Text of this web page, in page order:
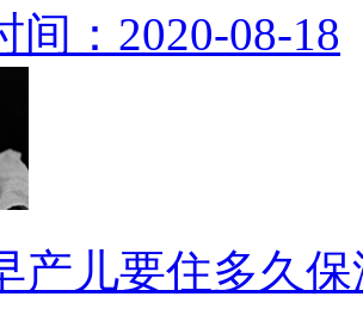
间：2020-08-18
产儿要住多久